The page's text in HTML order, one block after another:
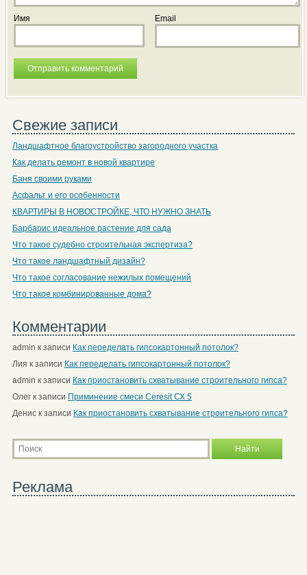
Имя Email
Свежие записи
Ландшафтное благоустройство загородного участка
Как делать ремонт в новой квартире
Баня своими руками
Асфальт и его особенности
КВАРТИРЫ В НОВОСТРОЙКЕ, ЧТО НУЖНО ЗНАТЬ
Барбарис идеальное растение для сада
Что такое судебно строительная экспертиза?
Что такое ландшафтный дизайн?
Что такое согласование нежилых помещений
Что такое комбинированные дома?
Комментарии
admin к записи Как переделать гипсокартонный потолок?
Лия к записи Как переделать гипсокартонный потолок?
admin к записи Как приостановить схватывание строительного гипса?
Олегк записи Приминение смеси Ceresit СХ 5
Дениск записи Как приостановить схватывание строительного гипса?
Реклама